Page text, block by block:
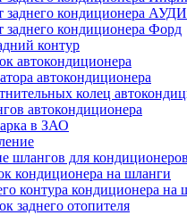
заднего кондиционера
заднего кондиционера Форд
контур
автокондиционера
автокондиционера
колец
автокондиционера
в ЗАО
шлангов для кондиционеров
кондиционера на шланги
контура кондиционера на
заднего отопителя